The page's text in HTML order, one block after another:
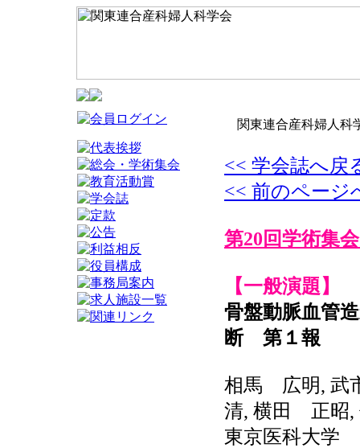
関東連合産科婦人科
<< 学会誌へ戻
<< 前のページ
第20回学術集会
【一般演題】
骨盤動脈血管
断 第１報
相馬 広明,
清, 横田 正昭
東京医科大学